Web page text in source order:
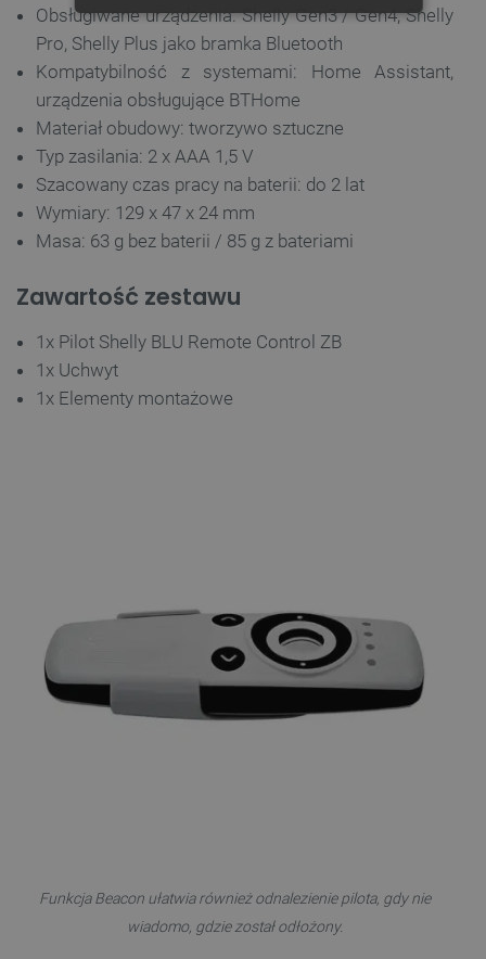
Obsługiwane urządzenia: Shelly Gen3 / Gen4, Shelly
Pro, Shelly Plus jako bramka Bluetooth
Kompatybilność z systemami: Home Assistant,
urządzenia obsługujące BTHome
Materiał obudowy: tworzywo sztuczne
Typ zasilania: 2 x AAA 1,5 V
Szacowany czas pracy na baterii: do 2 lat
Wymiary: 129 x 47 x 24 mm
Masa: 63 g bez baterii / 85 g z bateriami
Zawartość zestawu
1x Pilot Shelly BLU Remote Control ZB
1x Uchwyt
1x Elementy montażowe
Funkcja Beacon ułatwia również odnalezienie pilota, gdy nie
wiadomo, gdzie został odłożony.
NIEZBĘDNE WYDAJNOŚĆ
TARGETOWANIE
FUNKCJONALNOŚĆ
Niezbędne pliki cookie umożliwiają korzystanie z
jak logowanie użytkownika i zarządzanie kontem.
Bez niezbędnych plików cookie nie można
prawidłowo korzystać ze strony internetowej.
Nazwa